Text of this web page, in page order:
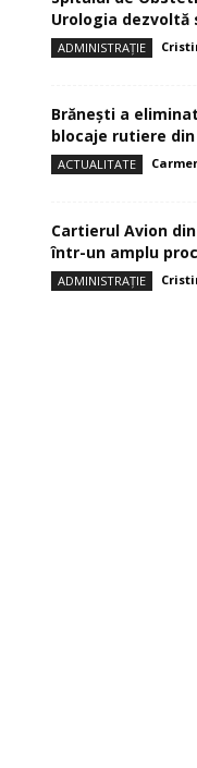
Urologia dezvoltă
ADMINISTRAȚIE
Brănești a
blocaje rutiere
ACTUALITATE
Cartierul Avion
într-un amplu
ADMINISTRAȚIE